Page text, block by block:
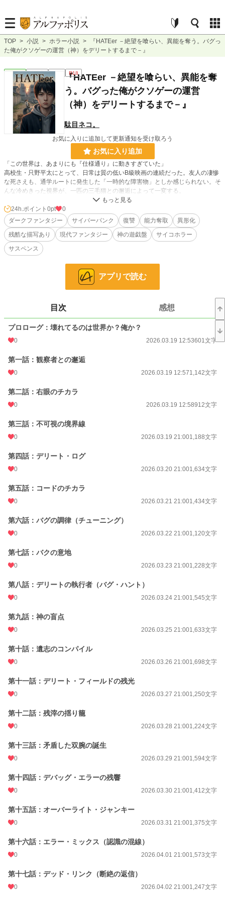
TOP > 小説 > ホラー小説 >
『HATEer －絶望を喰らい、異能を奪う。バグっ
た俺がクソゲーの運営（神）をデリートするまで－』
ホラー 連載中 長編 R18
『HATEer －絶望を喰らい、異能を奪
う。バグった俺がクソゲーの運営
（神）をデリートするまで－』
駄目ネコ。
お気に入りに追加して更新通知を受け取ろう
お気に入り追加
「この世界は、あまりにも『仕様通り』に動きすぎていた」
​高校生・只野平太にとって、日常は質の低いB級映画の連続だった。友人の凄惨
な死さえも、通学ルートに発生した「一時的な障害物」としか感じられない。そ
んな冷めきった視界が、一匹の三毛猫との邂逅によって一変する。
​猫に「右目」を焼かれた平太が見たのは、世界を支配する無機質なログと、人々
の頭上に浮かぶ死のカウントダウン。
そして――最愛の先輩・咲桜に刻まれた【実行エラー（デリート）】の文字列。
​神という名のプレイヤーが、退屈しのぎに指先一つで命を消し去る「クソゲ
ー」。
抗おうとする平太に、世界は残酷な代償を突きつける。
能力を使うたび、削り取られていく「人間としての記憶」。
他人の幸福を啜り、絶望をツギハギに縫い付けて、平太は異形のバグへと変質し
​「悲しみじゃ足りない。神すら予期せぬ『仕様の破壊』を――」
​これは、自分を失いながら世界を殺そうとした、ある復讐者（ヘイター）の、最
​※一部、残虐な描写（R-18G）を含みます。
小説 228,654 位 / 228,654 件
お気に入り 0
文字数
初回公開日時
週間ポイント 0 pt (228,654 位)
月間ポイント
年間ポイント 5,044 pt (45,765 位)
累計ポイント
24h.ポイント 0pt
0
ダークファンタジー
サイバーパンク 復讐 能力奪取
異形化
残酷な描写あり
現代ファンタジー 神の遊戯盤
サイコホラー
サスペンス
アプリで読む
目次 感想
プロローグ：壊れてるのは世界か？俺か？
0 2026.03.19 12:53601文字
第一話：観察者との邂逅
0 2026.03.19 12:571,142文字
第二話：右眼のチカラ
0 2026.03.19 12:58912文字
​第三話：不可視の境界線
0 2026.03.19 21:001,188文字
第四話：デリート・ログ
0 2026.03.20 21:001,634文字
第五話：コードのチカラ
0 2026.03.21 21:001,434文字
​第六話：バグの調律（チューニング）
0 2026.03.22 21:001,120文字
第七話：バクの意地
0 2026.03.23 21:001,228文字
第八話：デリートの執行者（バグ・ハント）
0 2026.03.24 21:001,545文字
​第九話：神の盲点
0 2026.03.25 21:001,633文字
第十話：遺志のコンパイル
0 2026.03.26 21:001,698文字
第十一話：デリート・フィールドの残光
0 2026.03.27 21:001,250文字
第十二話：残滓の揺り籠
0 2026.03.28 21:001,224文字
第十三話：矛盾した双腕の誕生
0 2026.03.29 21:001,594文字
第十四話：デバッグ・エラーの残響
0 2026.03.30 21:001,412文字
​第十五話：オーバーライト・ジャンキー
0 2026.03.31 21:001,375文字
第十六話：エラー・ミックス（認識の混線）
0 2026.04.01 21:001,573文字
第十七話：デッド・リンク（断絶の返信）
0 2026.04.02 21:001,247文字